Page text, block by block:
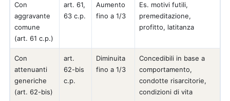
Con
aggravante
comune
(art. 61 c.p.)
art. 61,
63 c.p.
Aumento
fino a 1/3
Es. motivi futili,
premeditazione,
profitto, latitanza
Con
attenuanti
generiche
(art. 62-bis)
art.
62-bis
c.p.
Diminuita
fino a 1/3
Concedibili in base a
comportamento,
condotte risarcitorie,
condizioni di vita